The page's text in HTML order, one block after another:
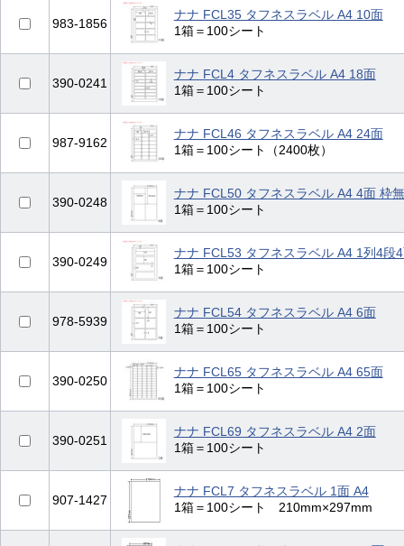
983-1856
ナナ FCL35 タフネスラベル A4 10面
1箱＝100シート
390-0241
ナナ FCL4 タフネスラベル A4 18面
1箱＝100シート
987-9162
ナナ FCL46 タフネスラベル A4 24面
1箱＝100シート（2400枚）
390-0248
ナナ FCL50 タフネスラベル A4 4面 枠
1箱＝100シート
390-0249
ナナ FCL53 タフネスラベル A4 1列4段
1箱＝100シート
978-5939
ナナ FCL54 タフネスラベル A4 6面
1箱＝100シート
390-0250
ナナ FCL65 タフネスラベル A4 65面
1箱＝100シート
390-0251
ナナ FCL69 タフネスラベル A4 2面
1箱＝100シート
907-1427
ナナ FCL7 タフネスラベル 1面 A4
1箱＝100シート 210mm×297mm